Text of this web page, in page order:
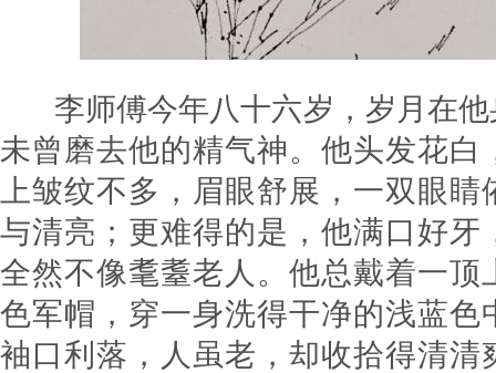
李师傅今年八十六岁，岁月在他
未曾磨去他的精气神。他头发花白
上皱纹不多，眉眼舒展，一双眼
与清亮；更难得的是，他满口好牙
全然不像耄耋老人。他总戴着一顶
色军帽，穿一身洗得干净的浅蓝色
袖口利落，人虽老，却收拾得清清